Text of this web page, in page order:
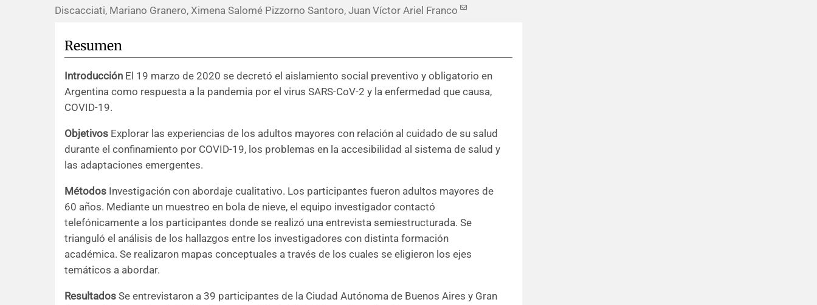
Discacciati, Mariano Granero, Ximena Salomé Pizzorno Santoro, Juan Víctor Ariel Franco
Resumen
IntroducciónEl 19 marzo de 2020 se decretó el aislamiento social preventivo y obligatorio en
Argentina como respuesta a la pandemia por el virus SARS-CoV-2 y la enfermedad que causa,
COVID-19.
ObjetivosExplorar las experiencias de los adultos mayores con relación al cuidado de su salud
durante el confinamiento por COVID-19, los problemas en la accesibilidad al sistema de salud y
las adaptaciones emergentes.
MétodosInvestigación con abordaje cualitativo. Los participantes fueron adultos mayores de
60 años. Mediante un muestreo en bola de nieve, el equipo investigador contactó
telefónicamente a los participantes donde se realizó una entrevista semiestructurada. Se
trianguló el análisis de los hallazgos entre los investigadores con distinta formación
académica. Se realizaron mapas conceptuales a través de los cuales se eligieron los ejes
temáticos a abordar.
ResultadosSe entrevistaron a 39 participantes de la Ciudad Autónoma de Buenos Aires y Gran